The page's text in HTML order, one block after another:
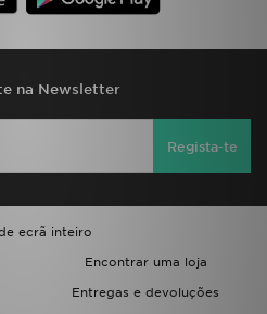
na Newsletter
Regista-te
ecrã inteiro
Encontrar uma loja
Entregas e devoluções